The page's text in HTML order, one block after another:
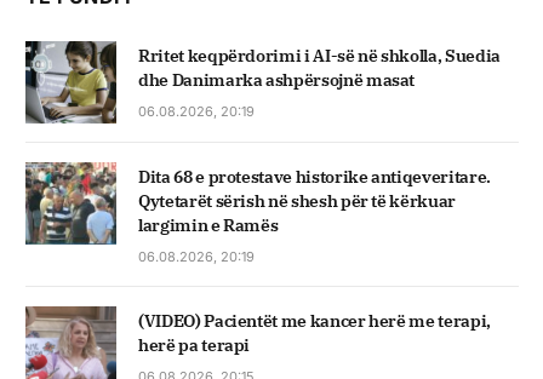
Rritet keqpërdorimi i AI-së në shkolla, Suedia
dhe Danimarka ashpërsojnë masat
06.08.2026, 20:19
Dita 68 e protestave historike antiqeveritare.
Qytetarët sërish në shesh për të kërkuar
largimin e Ramës
06.08.2026, 20:19
(VIDEO) Pacientët me kancer herë me terapi,
herë pa terapi